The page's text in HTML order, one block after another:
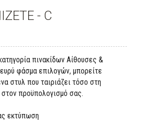
- C
πινακίδων Αίθουσες &
φάσμα επιλογών, μπορείτε
στυλ που ταιριάζει τόσο στη
προϋπολογισμό σας.
εκτύπωση